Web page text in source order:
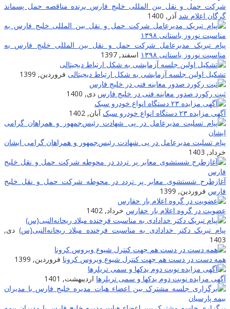
شرکت حمل و نقل بین المللی خلیج فارس برنده مناقصه حمل پسماند
گرگان اعلام شد آذر, 1400
پیام تبریک مدیرعامل شرکت حمل و نقل بین المللی خلیج فارس به
مناسبت نوروز باستانی ۱۳۹۸
اسفند, 1397
تشکیل اولین جلسه آزمایشی به شکل ارتباط دیجیتالی فروردین, 1399
ثبت رکورد صدور معاینه فنی در خلیج فارس دی, 1400
آگهی مزایده ۲۳ دستگاه انواع خودرو سبک
آبان, 1402
پیام تسلیت مدیرعامل در پی شهادت‌ رئیس‌جمهور و همراهان گرامی ایشان
خرداد, 1403
آغازطرح شستشوی معابر پر تردد در محوطه شرکت حمل و نقل خلیج
فارس فروردین, 1399
عضویت در گروه اعلام بار حفارس خرداد, 1402
پیام تبریک دکتر خدادادی به مناسبت فرخنده میلاد ریحانه‌النبی(س) دی,
1403
همه دست در دست هم جهت کنترل شیوع ویروس کرونا فروردین, 1399
آگهی مزایده نوبت دوم یدکها و سمی تریلرها اردیبهشت, 1401